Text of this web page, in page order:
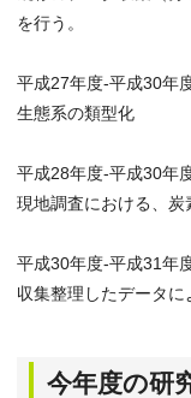
を行う。
平成27年度-平成30年
生態系の類型化
平成28年度-平成30年
現地調査における、
平成30年度-平成31年
収集整理したデータ
今年度の研